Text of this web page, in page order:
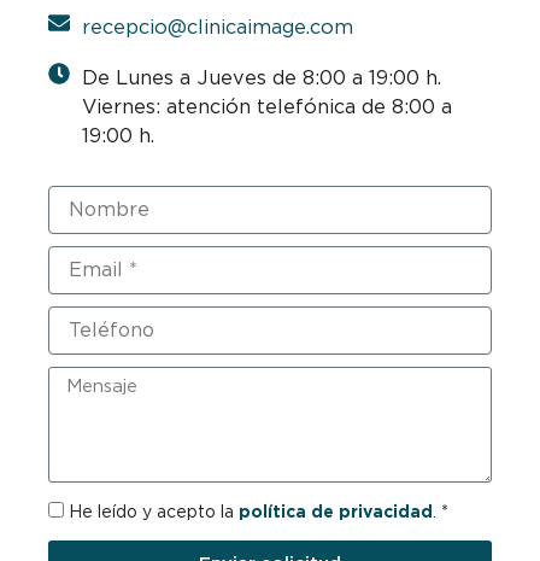
recepcio@clinicaimage.com
De Lunes a Jueves de 8:00 a 19:00 h.
Viernes: atención telefónica de 8:00 a
19:00 h.
Nombre
Email
Teléfono
Mensaje
RGPDHe leído y acepto la política de privacidad . *